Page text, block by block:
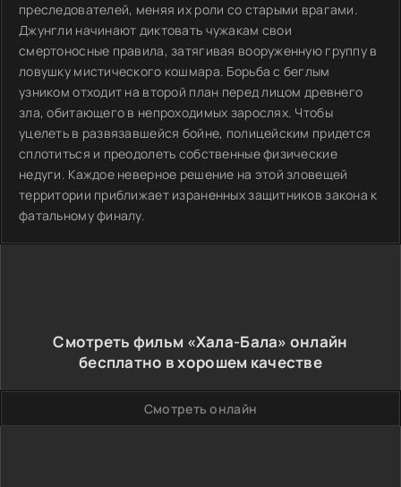
преследователей, меняя их роли со старыми врагами.
Джунгли начинают диктовать чужакам свои
смертоносные правила, затягивая вооруженную группу в
ловушку мистического кошмара. Борьба с беглым
узником отходит на второй план перед лицом древнего
зла, обитающего в непроходимых зарослях. Чтобы
уцелеть в развязавшейся бойне, полицейским придется
сплотиться и преодолеть собственные физические
недуги. Каждое неверное решение на этой зловещей
территории приближает израненных защитников закона к
фатальному финалу.
Смотреть фильм «Хала-Бала» онлайн
бесплатно в хорошем качестве
Смотреть онлайн